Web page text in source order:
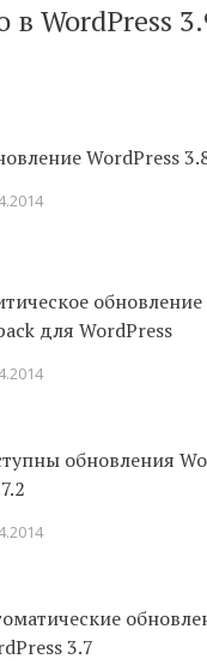
в WordPress
WordPress
для WordPress
обновления
3.7